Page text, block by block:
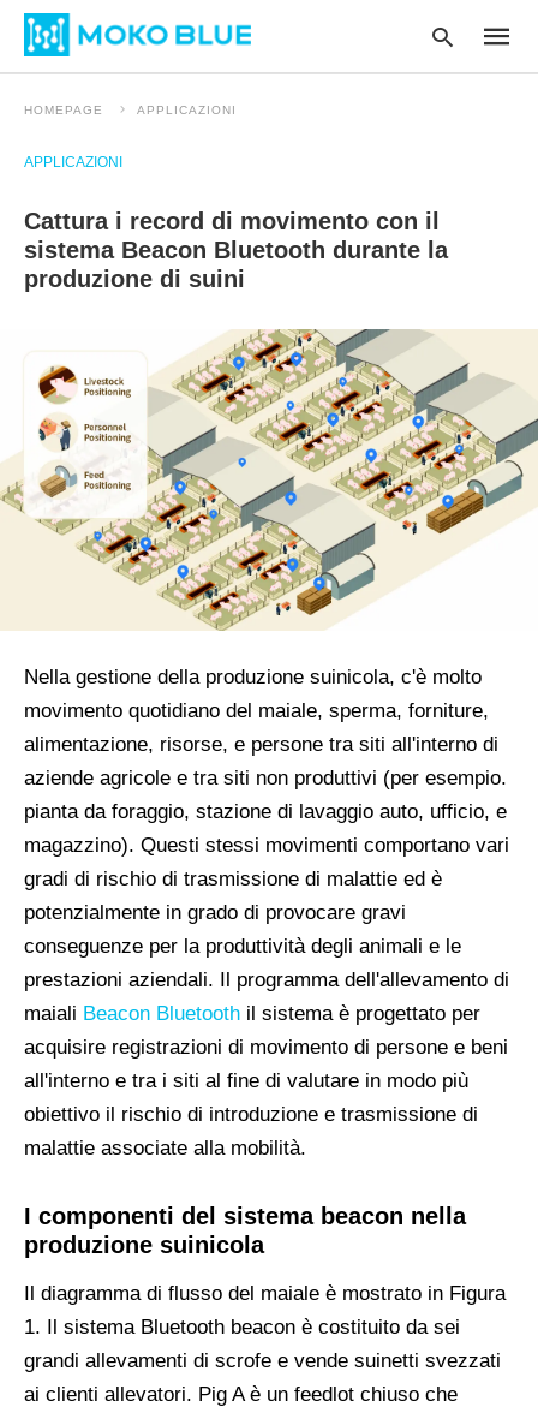
HOMEPAGE APPLICAZIONI
APPLICAZIONI
Cattura i record di movimento con il
sistema Beacon Bluetooth durante la
produzione di suini
Nella gestione della produzione suinicola, c'è molto
movimento quotidiano del maiale, sperma, forniture,
alimentazione, risorse, e persone tra siti all'interno di
aziende agricole e tra siti non produttivi (per esempio.
pianta da foraggio, stazione di lavaggio auto, ufficio, e
magazzino). Questi stessi movimenti comportano vari
gradi di rischio di trasmissione di malattie ed è
potenzialmente in grado di provocare gravi
conseguenze per la produttività degli animali e le
prestazioni aziendali. Il programma dell'allevamento di
maiali Beacon Bluetooth il sistema è progettato per
acquisire registrazioni di movimento di persone e beni
all'interno e tra i siti al fine di valutare in modo più
obiettivo il rischio di introduzione e trasmissione di
malattie associate alla mobilità.
I componenti del sistema beacon nella
produzione suinicola
Il diagramma di flusso del maiale è mostrato in Figura
1. Il sistema Bluetooth beacon è costituito da sei
grandi allevamenti di scrofe e vende suinetti svezzati
ai clienti allevatori. Pig A è un feedlot chiuso che